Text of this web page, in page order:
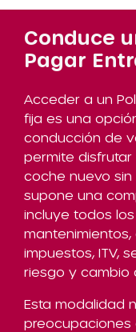
Conduce
Pagar
Acceder a un
fija es una
conducción de
permite
coche nuevo
supone una
incluye todos
impuestos, ITV,
riesgo y cambio
Esta modalidad
preocupaciones